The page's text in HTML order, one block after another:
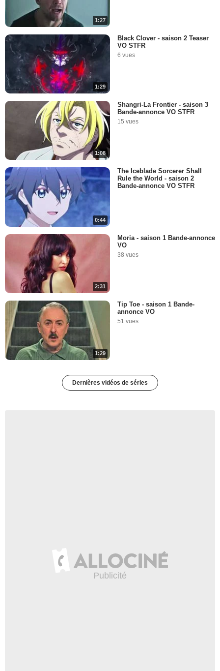
1:27
1:29
Black Clover - saison 2 Teaser
VO STFR
6 vues
1:08
Shangri-La Frontier - saison 3
Bande-annonce VO STFR
15 vues
0:44
The Iceblade Sorcerer Shall
Rule the World - saison 2
Bande-annonce VO STFR
2:31
Moria - saison 1 Bande-annonce
VO
38 vues
1:29
Tip Toe - saison 1 Bande-
annonce VO
51 vues
Dernières vidéos de séries